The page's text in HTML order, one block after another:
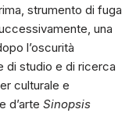
strumento di fuga
una
l’oscurità
di studio e di ricerca
culturale e
d’arte Sinopsis